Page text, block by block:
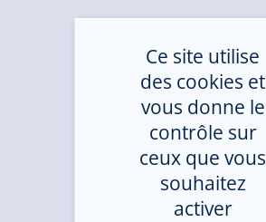
Ce site utilise
des cookies et
vous donne le
contrôle sur
ceux que vous
souhaitez
activer